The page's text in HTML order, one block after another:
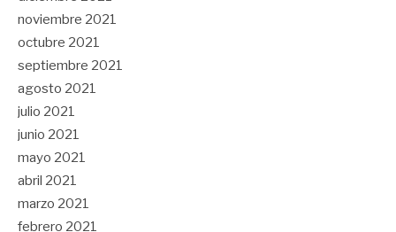
noviembre 2021
octubre 2021
septiembre 2021
agosto 2021
julio 2021
junio 2021
mayo 2021
abril 2021
marzo 2021
febrero 2021